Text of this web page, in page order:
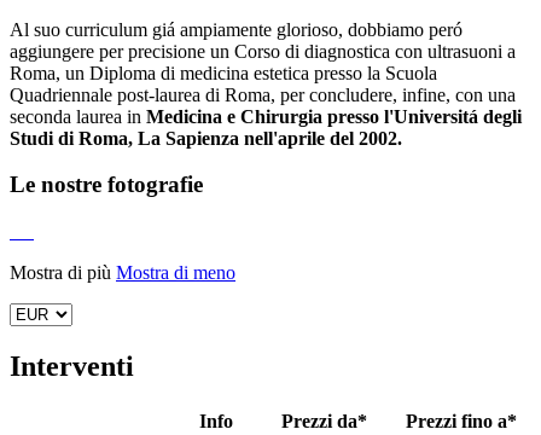
Al suo curriculum giá ampiamente glorioso, dobbiamo peró
aggiungere per precisione un Corso di diagnostica con ultrasuoni a
Roma, un Diploma di medicina estetica presso la Scuola
Quadriennale post-laurea di Roma, per concludere, infine, con una
seconda laurea in Medicina e Chirurgia presso l'Universitá degli
Studi di Roma, La Sapienza nell'aprile del 2002.
Le nostre fotografie
Mostra di più Mostra di meno
Interventi
Info Prezzi da*
Prezzi fino a*